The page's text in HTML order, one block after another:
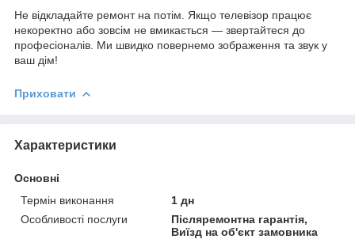
Не відкладайте ремонт на потім. Якщо телевізор працює
некоректно або зовсім не вмикається — звертайтеся до
професіоналів. Ми швидко повернемо зображення та звук у
ваш дім!
Приховати
Характеристики
Основні
Термін виконання
1 дн
Особливості послуги
Післяремонтна гарантія,
Виїзд на об'єкт замовника